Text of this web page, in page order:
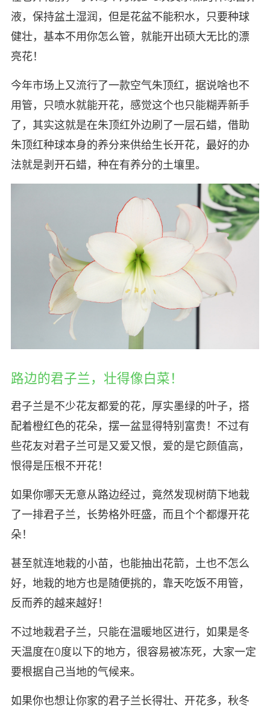
液，保持盆土湿润，但是花盆不能积水，只要种球
健壮，基本不用你怎么管，就能开出硕大无比的漂
亮花！
今年市场上又流行了一款空气朱顶红，据说啥也不
用管，只喷水就能开花，感觉这个也只能糊弄新手
了，其实这就是在朱顶红外边刷了一层石蜡，借助
朱顶红种球本身的养分来供给生长开花，最好的办
法就是剥开石蜡，种在有养分的土壤里。
路边的君子兰，壮得像白菜！
君子兰是不少花友都爱的花，厚实墨绿的叶子，搭
配着橙红色的花朵，摆一盆显得特别富贵！不过有
些花友对君子兰可是又爱又恨，爱的是它颜值高，
恨得是压根不开花！
如果你哪天无意从路边经过，竟然发现树荫下地栽
了一排君子兰，长势格外旺盛，而且个个都爆开花
朵！
甚至就连地栽的小苗，也能抽出花箭，土也不怎么
好，地栽的地方也是随便挑的，靠天吃饭不用管，
反而养的越来越好！
不过地栽君子兰，只能在温暖地区进行，如果是冬
天温度在0度以下的地方，很容易被冻死，大家一定
要根据自己当地的气候来。
如果你也想让你家的君子兰长得壮、开花多，秋冬